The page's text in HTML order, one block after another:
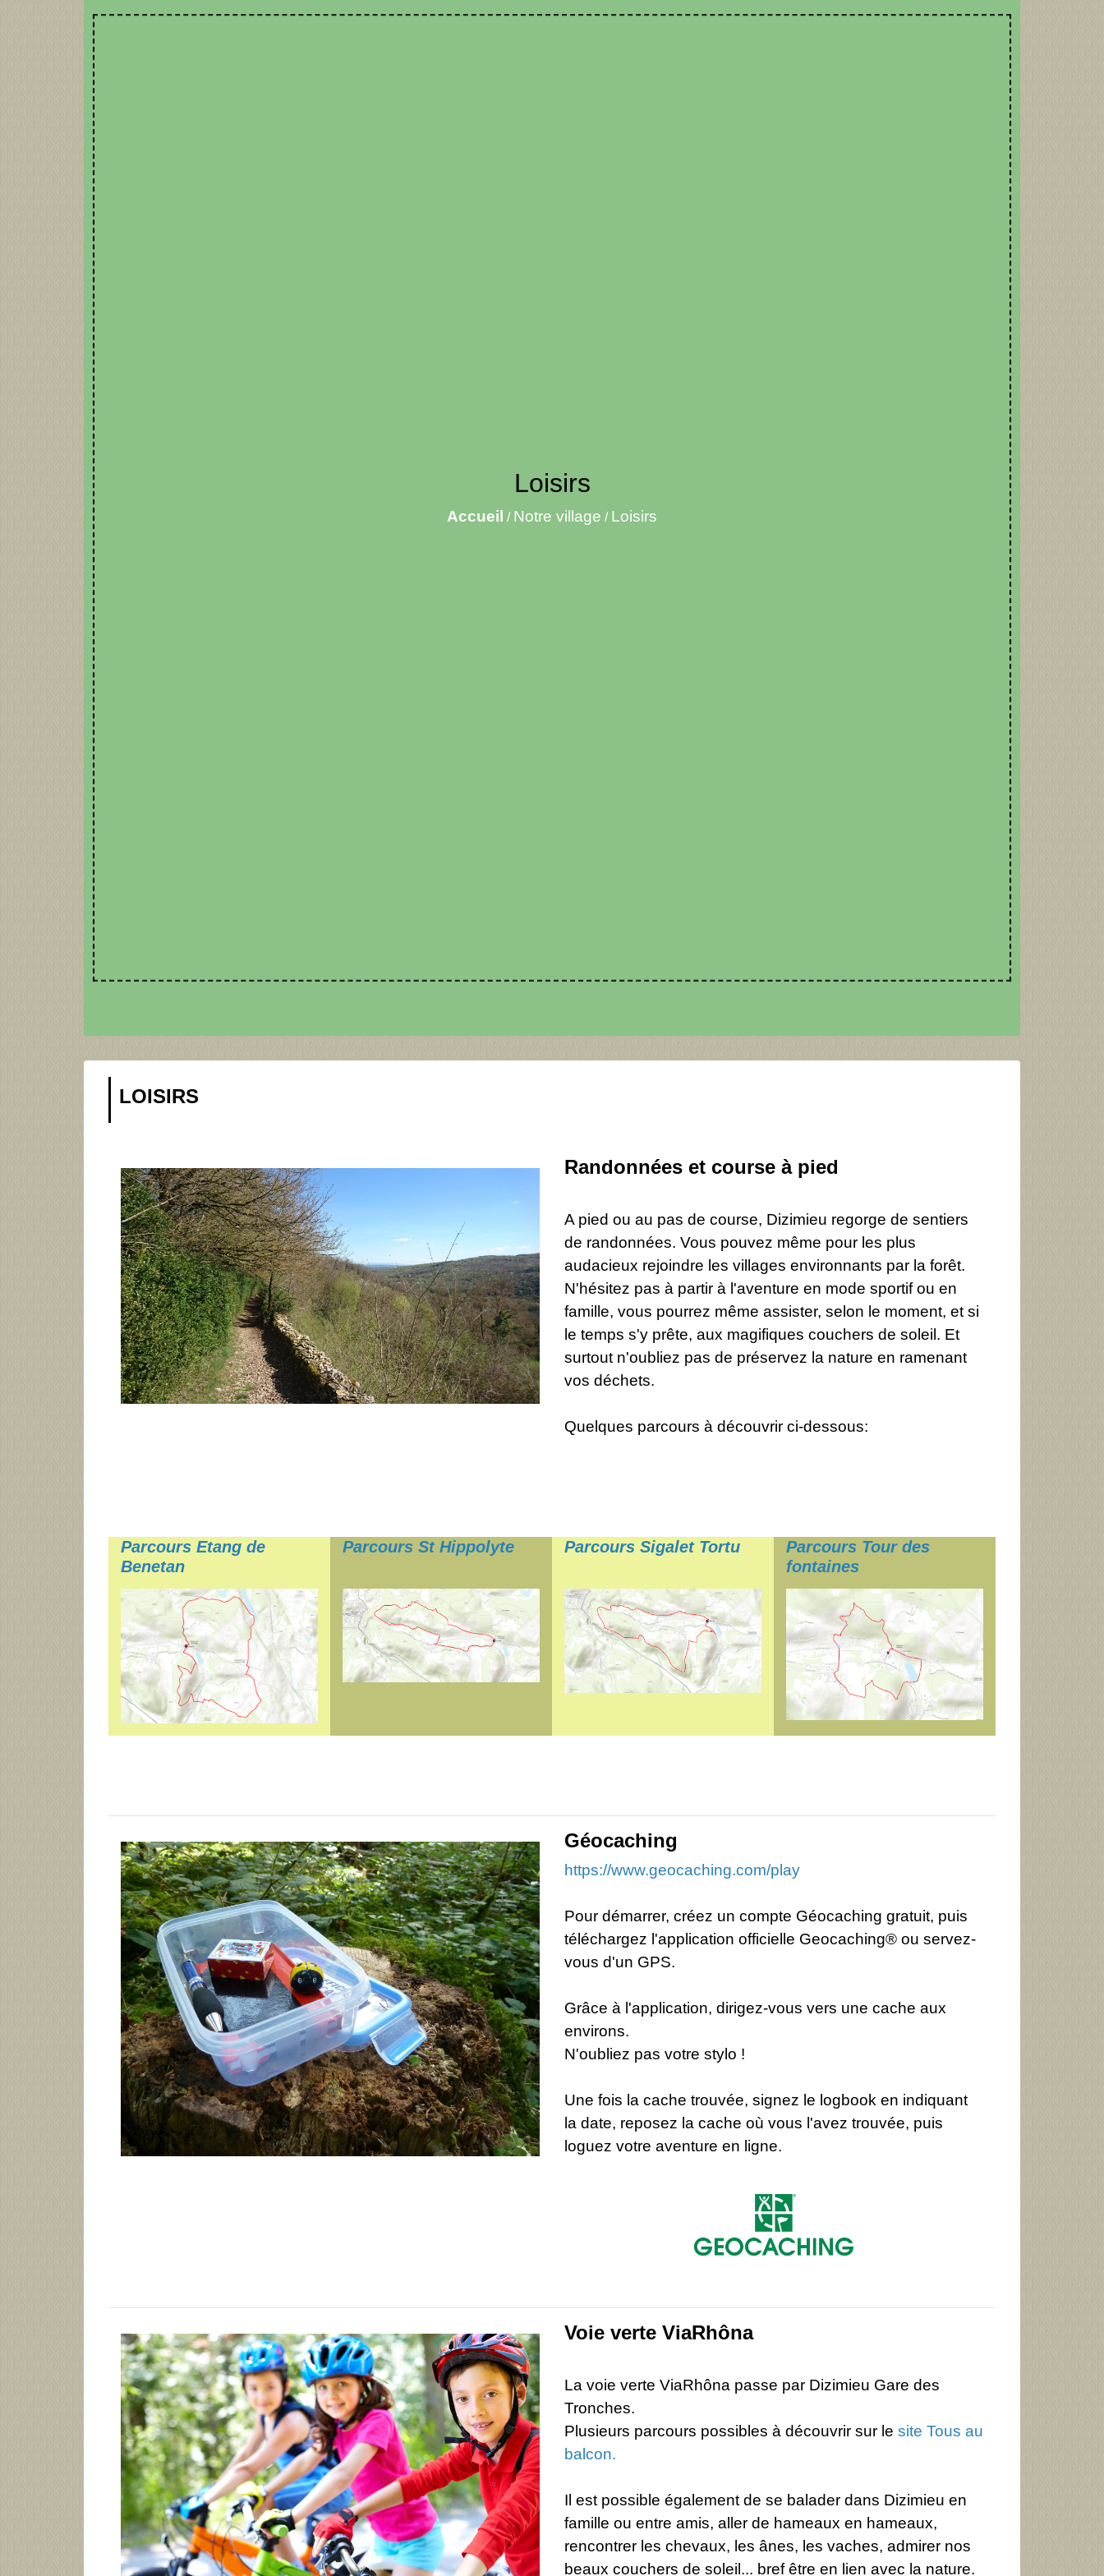
Loisirs
Accueil / Notre village / Loisirs
LOISIRS
Randonnées et course à pied
A pied ou au pas de course, Dizimieu regorge de sentiers
de randonnées. Vous pouvez même pour les plus
audacieux rejoindre les villages environnants par la forêt.
N'hésitez pas à partir à l'aventure en mode sportif ou en
famille, vous pourrez même assister, selon le moment, et si
le temps s'y prête, aux magifiques couchers de soleil. Et
surtout n'oubliez pas de préservez la nature en ramenant
vos déchets.
Quelques parcours à découvrir ci-dessous:
Parcours Etang de
Benetan
Parcours St Hippolyte Parcours Sigalet Tortu
Parcours Tour des
fontaines
Géocaching
https://www.geocaching.com/play
Pour démarrer, créez un compte Géocaching gratuit, puis
téléchargez l'application officielle Geocaching® ou servez-
vous d'un GPS.
Grâce à l'application, dirigez-vous vers une cache aux
environs.
N'oubliez pas votre stylo !
Une fois la cache trouvée, signez le logbook en indiquant
la date, reposez la cache où vous l'avez trouvée, puis
loguez votre aventure en ligne.
Voie verte ViaRhôna
La voie verte ViaRhôna passe par Dizimieu Gare des
Tronches.
Plusieurs parcours possibles à découvrir sur le site Tous au
balcon.
Il est possible également de se balader dans Dizimieu en
famille ou entre amis, aller de hameaux en hameaux,
rencontrer les chevaux, les ânes, les vaches, admirer nos
beaux couchers de soleil... bref être en lien avec la nature.